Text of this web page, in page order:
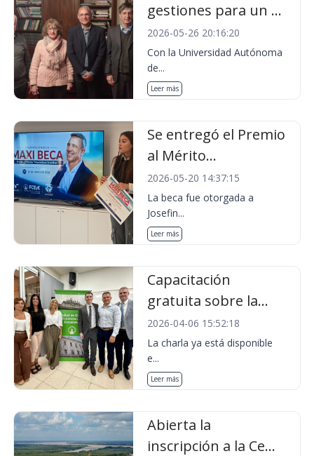
gestiones para un ...
2026-05-26 20:16:20
Con la Universidad Autónoma
de...
Leer más
Se entregó el Premio
al Mérito...
2026-05-20 14:37:15
La beca fue otorgada a
Josefin...
Leer más
Capacitación
gratuita sobre la...
2026-04-06 15:52:18
La charla ya está disponible
e...
Leer más
Abierta la
inscripción a la Ce...